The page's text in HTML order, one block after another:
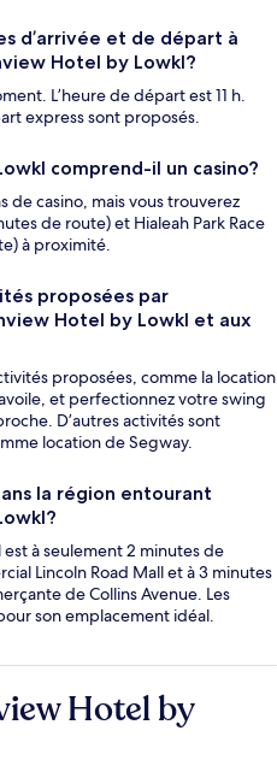
d’arrivée et de départ à
Hotel by Lowkl?
L’heure de départ est 11 h.
express sont proposés.
comprend-il un casino?
de casino, mais vous trouverez
de route) et Hialeah Park Race
à proximité.
proposées par
Hotel by Lowkl et aux
proposées, comme la location
et perfectionnez votre swing
D’autres activités sont
location de Segway.
la région entourant
à seulement 2 minutes de
Lincoln Road Mall et à 3 minutes
de Collins Avenue. Les
son emplacement idéal.
Hotel by